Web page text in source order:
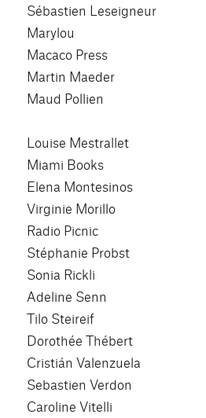
Sébastien Leseigneur
Marylou
Macaco Press
Martin Maeder
Maud Pollien
Louise Mestrallet
Miami Books
Elena Montesinos
Virginie Morillo
Radio Picnic
Stéphanie Probst
Sonia Rickli
Adeline Senn
Tilo Steireif
Dorothée Thébert
Cristián Valenzuela
Sebastien Verdon
Caroline Vitelli